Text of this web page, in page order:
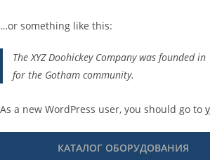
…or something like this:
The XYZ Doohickey Company was founded
for the Gotham community.
As a new WordPress user, you should go to
КАТАЛОГ ОБОРУДОВАНИЯ